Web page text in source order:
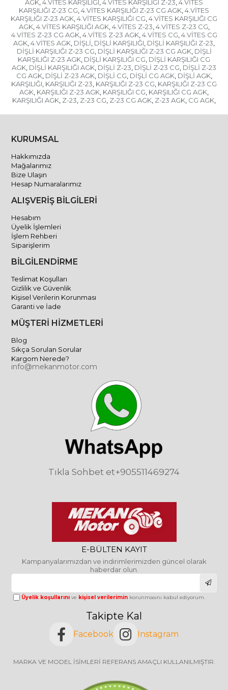
AGK, 4.VİTES KARŞILIĞI, 4.VİTES KARŞILIĞI Z-23, 4.VİTES
KARŞILIĞI Z-23 CG, 4.VİTES KARŞILIĞI Z-23 CG AGK, 4.VİTES
KARŞILIĞI Z-23 AGK, 4.VİTES KARŞILIĞI CG, 4.VİTES KARŞILIĞI CG
AGK, 4.VİTES KARŞILIĞI AGK, 4.VİTES Z-23, 4.VİTES Z-23 CG,
4.VİTES Z-23 CG AGK, 4.VİTES Z-23 AGK, 4.VİTES CG, 4.VİTES CG
AGK, 4.VİTES AGK, DİŞLİ, DİŞLİ KARŞILIĞI, DİŞLİ KARŞILIĞI Z-23,
DİŞLİ KARŞILIĞI Z-23 CG, DİŞLİ KARŞILIĞI Z-23 CG AGK, DİŞLİ
KARŞILIĞI Z-23 AGK, DİŞLİ KARŞILIĞI CG, DİŞLİ KARŞILIĞI CG
AGK, DİŞLİ KARŞILIĞI AGK, DİŞLİ Z-23, DİŞLİ Z-23 CG, DİŞLİ Z-23
CG AGK, DİŞLİ Z-23 AGK, DİŞLİ CG, DİŞLİ CG AGK, DİŞLİ AGK,
KARŞILIĞI, KARŞILIĞI Z-23, KARŞILIĞI Z-23 CG, KARŞILIĞI Z-23 CG
AGK, KARŞILIĞI Z-23 AGK, KARŞILIĞI CG, KARŞILIĞI CG AGK,
KARŞILIĞI AGK, Z-23, Z-23 CG, Z-23 CG AGK, Z-23 AGK, CG AGK,
KURUMSAL
Hakkımızda
Mağalarımız
Bize Ulaşın
Hesap Numaralarımız
ALIŞVERİŞ BİLGİLERİ
Hesabım
Üyelik İşlemleri
İşlem Rehberi
Siparişlerim
BİLGİLENDİRME
Teslimat Koşulları
Gizlilik ve Güvenlik
Kişisel Verilerin Korunması
Garanti ve İade
MÜŞTERİ HİZMETLERİ
Blog
Sıkça Sorulan Sorular
Kargom Nerede?
info@mekanmotor.com
Tıkla Sohbet et+905511469274
E-BÜLTEN KAYIT
Kampanyalarımızdan ve indirimlerimizden güncel olarak
haberdar olun.
Üyelik koşullarını ve kişisel verilerimin korunmasını kabul ediyorum.
Takipte Kal
Facebook Instagram
MARKA VE MODEL İSİMLERİ REFERANS AMAÇLI KULLANILMIŞTIR.